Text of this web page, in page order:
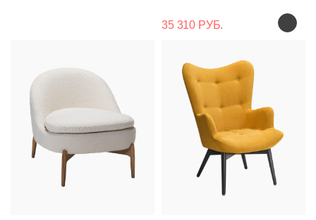
35 310 РУБ.